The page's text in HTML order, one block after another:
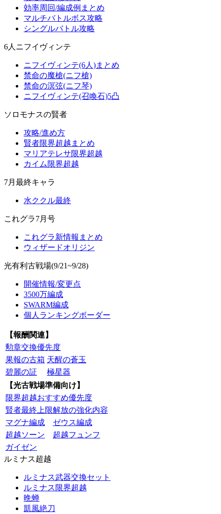
効率周回/編成例まとめ
マルチバトルボス攻略
シングルバトル攻略
6人ニフイヴィンテ
ニフイヴィンテ(6人)まとめ
禁命の魔槍(ニフ槍)
禁命の溟弦(ニフ琴)
ニフイヴィンテ(召喚石)5凸
ソロモナスの賢者
攻略/進め方
賢者限界超越まとめ
マリアテレサ限界超越
カイム限界超越
7月最終キャラ
水ククル最終
これグラ7月号
これグラ新情報まとめ
ウィザードオリジン
光有利古戦場(9/21~9/28)
開催情報/変更点
3500万編成
SWARM編成
個人ランキングボーダー
【報酬関連】
勲章交換優先度
果報の古箱 天醒の蒼玉
碧麗の証
極星器
【光古戦場準備向け】
限界超越おすすめ優先度
賢者最終上限解放の強化内容
マグナ編成
ゼウス編成
超越ソーン
超越フュンフ
ガイゼン
ルミナス超越
ルミナス武器交換セット
ルミナス限界超越
晩蝉
凱風絶刀